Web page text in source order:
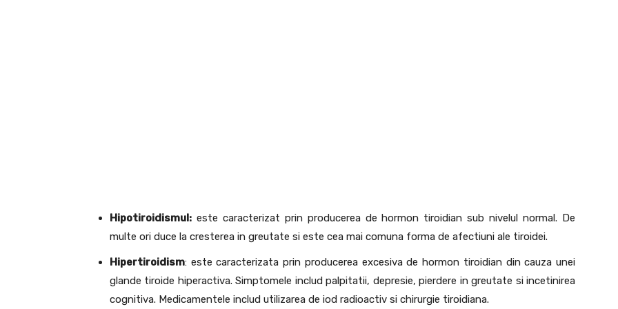
Hipotiroidismul: este caracterizat prin producerea de hormon tiroidian sub nivelul normal. De
multe ori duce la cresterea in greutate si este cea mai comuna forma de afectiuni ale tiroidei.
Hipertiroidism: este caracterizata prin producerea excesiva de hormon tiroidian din cauza unei
glande tiroide hiperactiva. Simptomele includ palpitatii, depresie, pierdere in greutate si incetinirea
cognitiva. Medicamentele includ utilizarea de iod radioactiv si chirurgie tiroidiana.